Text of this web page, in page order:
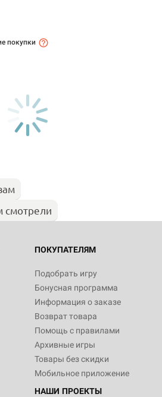
покупки
смотрели
ПОКУПАТЕЛЯМ
Подобрать игру
Бонусная программа
Информация о заказе
Возврат товара
Помощь с правилами
Архивные игры
Товары без скидки
Мобильное приложение
НАШИ ПРОЕКТЫ